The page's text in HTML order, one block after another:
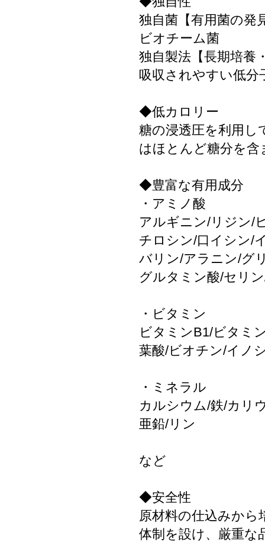
独自菌【有用菌の発
ビオチーム菌
独自製法【長期培養
吸収されやすい低分
◆低カロリー
糖の浸透圧を利用し
はほとんど糖分を
◆豊富な有用成分
・アミノ酸
アルギニン/リジン/
チロシン/口イシン/
バリン/アラニン/グ
グルタミン酸/セリ
・ビタミン
ビタミンB1/ビタミ
葉酸/ビオチン/イノ
・ミネラル
カルシウム/鉄/カリ
亜鉛/リン
など
◆安全性
原材料の仕込みから
体制を設け、厳重な